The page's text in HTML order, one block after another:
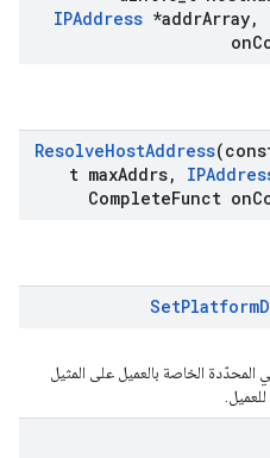
IPAddress *addrArray,
on
ResolveHostAddress
t maxAddrs,
CompleteFunct on
SetPlatform
الخاصة بالعميل على المثيل